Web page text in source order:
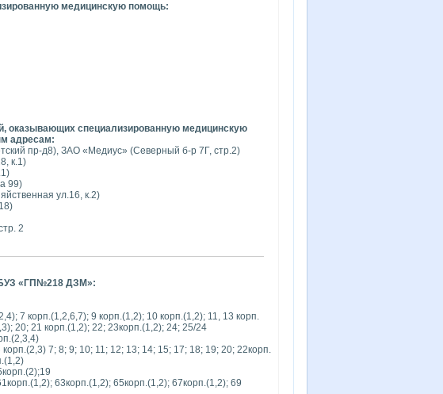
медицинскую помощь:
оказывающих специализированную медицинскую
адресам:
пр-д8), ЗАО «Медиус» (Северный б-р 7Г, стр.2)
к.1)
99)
ул.16, к.2)
2
«ГП№218 ДЗМ»:
7 корп.(1,2,6,7); 9 корп.(1,2); 10 корп.(1,2); 11, 13 корп.
20; 21 корп.(1,2); 22; 23корп.(1,2); 24; 25/24
7; 8; 9; 10; 11; 12; 13; 14; 15; 17; 18; 19; 20; 22корп.
63корп.(1,2); 65корп.(1,2); 67корп.(1,2); 69